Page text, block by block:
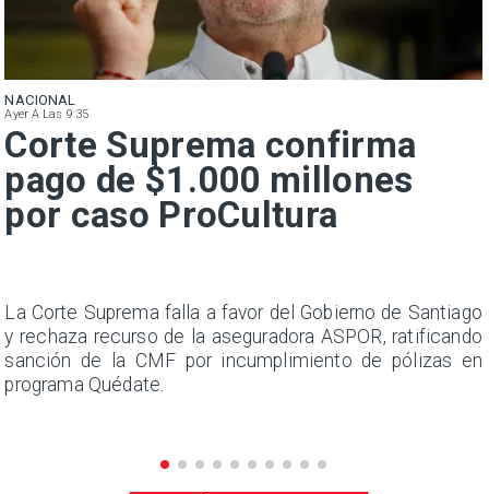
NACIONAL
Ayer A Las 9:35
Corte Suprema confirma
pago de $1.000 millones
por caso ProCultura
La Corte Suprema falla a favor del Gobierno de Santiago
y rechaza recurso de la aseguradora ASPOR, ratificando
sanción de la CMF por incumplimiento de pólizas en
programa Quédate.